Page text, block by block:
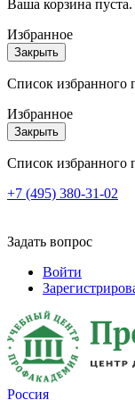
Ваша корзина
Избранное
Закрыть
Список избранного
Избранное
Закрыть
Список избранного
+7 (495) 380-31-02
Задать вопрос
Войти
Россия